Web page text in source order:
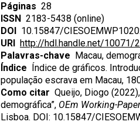
Páginas 28
ISSN 2183-5438 (online)
DOI 10.15847/
URI http://hdl.handle.net/10071/
Palavras-chave Macau,
Índice Índice de gráficos.
população escrava em Macau,
Como citar Queijo, Diogo
demográfica”, OEm Working-Paper
Lisboa. DOI: 10.15847/